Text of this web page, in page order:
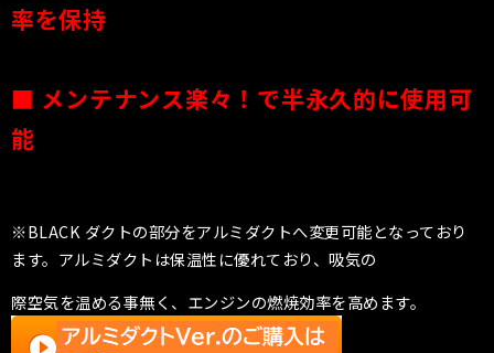
率を保持
■ メンテナンス楽々！で半永久的に使用可
能
※BLACK ダクトの部分をアルミダクトへ変更可能となっており
ます。アルミダクトは保温性に優れており、吸気の
際空気を温める事無く、エンジンの燃焼効率を高めます。